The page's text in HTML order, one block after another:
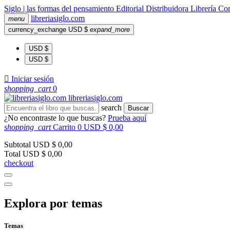
Siglo | las formas del pensamiento Editorial Distribuidora Librería
menu libreriasiglo.com
currency_exchange USD $ expand_more
USD $
USD $
 Iniciar sesión
shopping_cart 0
libreriasiglo.com
search
Buscar
¿No encontraste lo que buscas? Prueba aquí
shopping_cart Carrito 0 USD $ 0,00
Subtotal USD $ 0,00
Total USD $ 0,00
checkout
Explora por temas
Temas